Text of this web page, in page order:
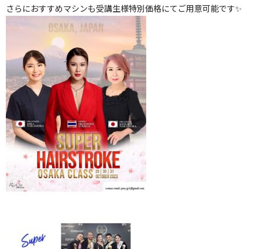
さらにおすすめマシンも受講生様特別価格にてご用意可能です✨